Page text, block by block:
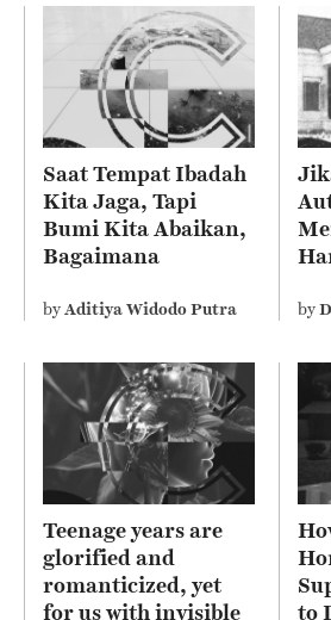
Saat Tempat Ibadah
Kita Jaga, Tapi
Bumi Kita Abaikan,
Bagaimana
Agama Kita?
byAditiya Widodo Putra by
Teenage years are
glorified and
romanticized, yet
for us with invisible
to